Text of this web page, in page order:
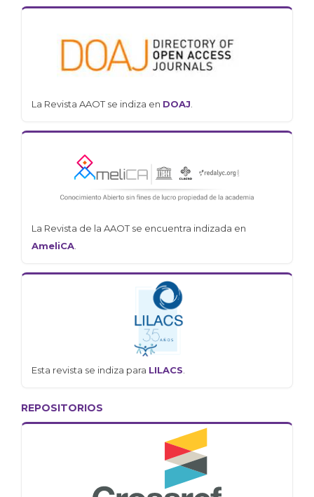
La Revista AAOT se indiza en DOAJ.
La Revista de la AAOT se encuentra indizada en
AmeliCA.
Esta revista se indiza para LILACS.
REPOSITORIOS